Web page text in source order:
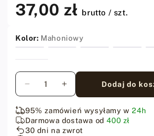
Cena
regularna
37,00 zł brutto / szt.
Kolor: Mahoniowy
Ilość
Zmniejsz
ilość
dla
Fiebing&#39;s
Antique
Zwiększ
ilość
dla
Fiebing&#39;s
Antique
Dodaj do
95% zamówień wysyłamy w24h
Darmowa dostawa od400 zł
30 dni na zwrot